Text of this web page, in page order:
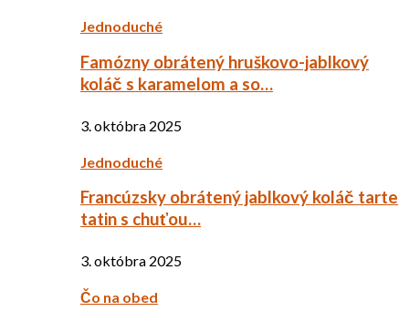
Jednoduché
Famózny obrátený hruškovo-jablkový
koláč s karamelom a so…
3. októbra 2025
Jednoduché
Francúzsky obrátený jablkový koláč tarte
tatin s chuťou…
3. októbra 2025
Čo na obed